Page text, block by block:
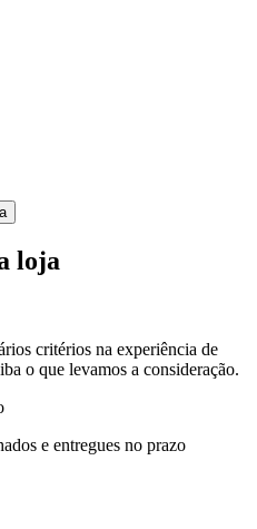
loja
critérios na experiência de
o que levamos a consideração.
e entregues no prazo